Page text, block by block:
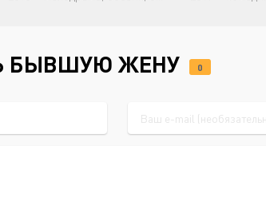
БЫВШУЮ ЖЕНУ 0